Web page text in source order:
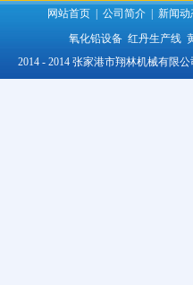
网站首页 公司简介
新闻动
氧化铅设备 红丹生产线
2014 - 2014 张家港市翔林机械有限